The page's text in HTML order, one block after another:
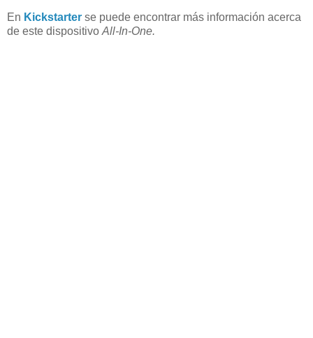
En Kickstarter se puede encontrar más información acerca
de este dispositivo All-In-One.